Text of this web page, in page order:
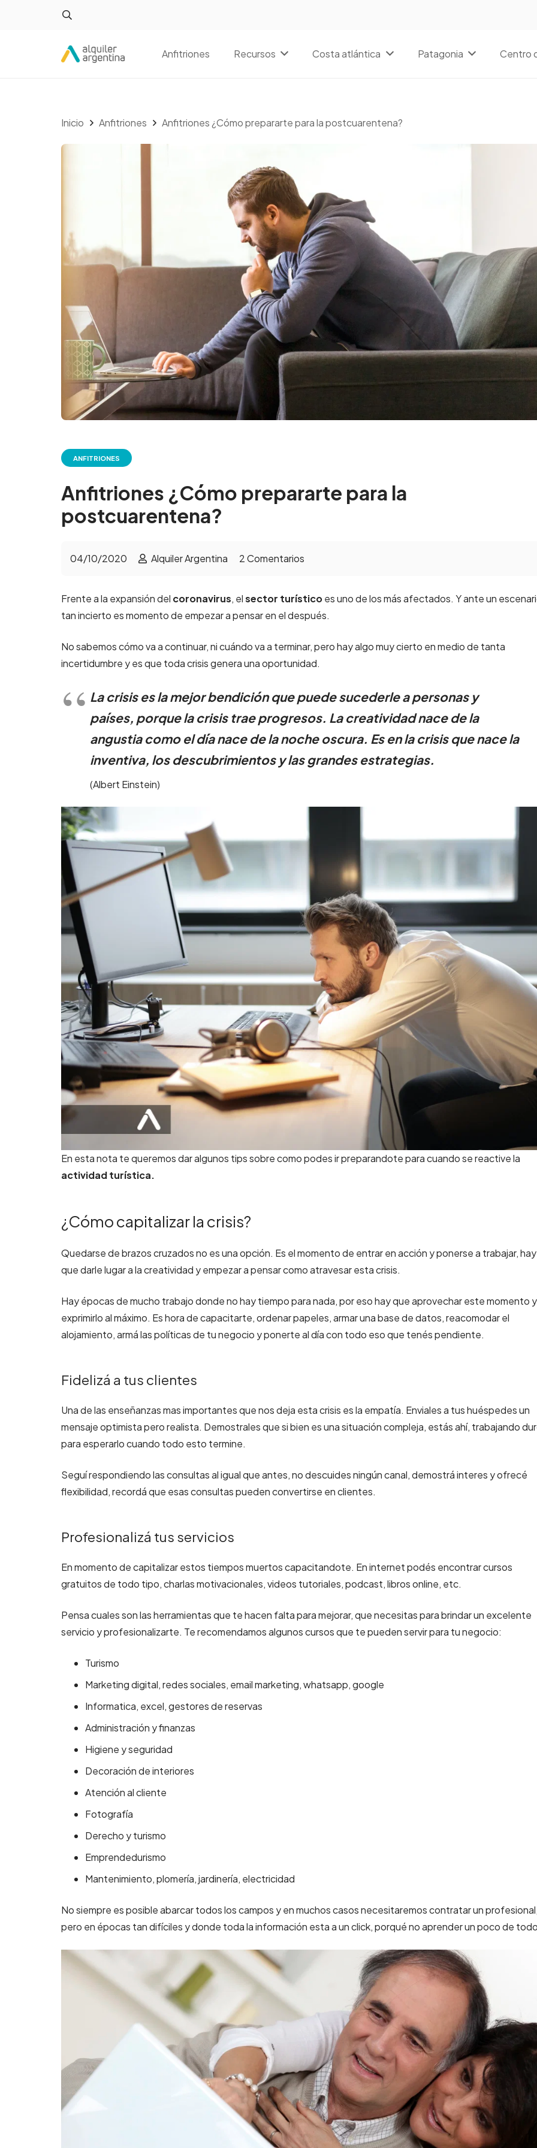
Anfitriones Recursos Costa atlántica Patagonia Centro
Inicio Anfitriones Anfitriones ¿Cómo prepararte para la postcuarentena?
ANFITRIONES
Anfitriones ¿Cómo prepararte para la
postcuarentena?
04/10/2020 Alquiler Argentina 2Comentarios
Frente a la expansión del coronavirus, elsector turísticoes uno de los más afectados. Y ante un
tan incierto es momento de empezar a pensar en el después.
No sabemos cómo va a continuar, ni cuándo va a terminar, pero hay algo muy cierto en medio de tanta
incertidumbre y es que toda crisis genera una oportunidad.
La crisis es la mejor bendición que puede sucederle a personas y
países, porque la crisis trae progresos. La creatividad nace de la
angustia como el día nace de la noche oscura. Es en la crisis que nace la
inventiva, los descubrimientos y las grandes estrategias.
(Albert Einstein)
En esta nota te queremos dar algunos tips sobre como podes ir preparandote para cuando se reactive la
actividad turística.
¿Cómo capitalizar la crisis?
Quedarse de brazos cruzados no es una opción. Es el momento de entrar en acción y ponerse a trabajar, hay
que darle lugar a la creatividad y empezar a pensar como atravesar esta crisis.
Hay épocas de mucho trabajo donde no hay tiempo para nada, por eso hay que aprovechar este momento y
exprimirlo al máximo. Es hora de capacitarte, ordenar papeles, armar una base de datos, reacomodar el
alojamiento, armá las políticas de tu negocio y ponerte al día con todo eso que tenés pendiente.
Fidelizá a tus clientes
Una de las enseñanzas mas importantes que nos deja esta crisis es la empatía. Enviales a tus huéspedes un
mensaje optimista pero realista. Demostrales que si bien es una situación compleja, estás ahí, trabajando
para esperarlo cuando todo esto termine.
Seguí respondiendo las consultas al igual que antes, no descuides ningún canal, demostrá interes y ofrecé
flexibilidad, recordá que esas consultas pueden convertirse en clientes.
Profesionalizá tus servicios
En momento de capitalizar estos tiempos muertos capacitandote. En internet podés encontrar cursos
gratuitos de todo tipo, charlas motivacionales, videos tutoriales, podcast, libros online, etc.
Pensa cuales son las herramientas que te hacen falta para mejorar, que necesitas para brindar un excelente
servicio y profesionalizarte. Te recomendamos algunos cursos que te pueden servir para tu negocio:
Turismo
Marketing digital, redes sociales, email marketing, whatsapp, google
Informatica, excel, gestores de reservas
Administración y finanzas
Higiene y seguridad
Decoración de interiores
Atención al cliente
Fotografía
Derecho y turismo
Emprendedurismo
Mantenimiento, plomería, jardinería, electricidad
No siempre es posible abarcar todos los campos y en muchos casos necesitaremos contratar un
pero en épocas tan difíciles y donde toda la información esta a un click, porqué no aprender un poco de